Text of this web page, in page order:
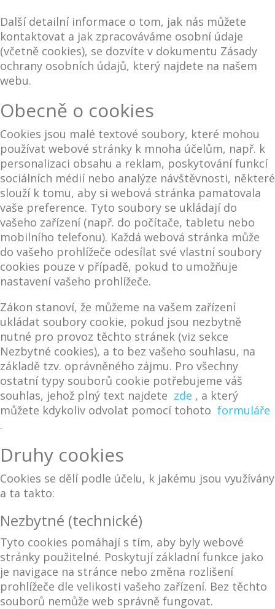
Další detailní informace o tom, jak nás můžete
kontaktovat a jak zpracováváme osobní údaje
(včetně cookies), se dozvíte v dokumentu Zásady
ochrany osobních údajů, který najdete na našem
webu.
Obecně o cookies
Cookies jsou malé textové soubory, které mohou
používat webové stránky k mnoha účelům, např. k
personalizaci obsahu a reklam, poskytování funkcí
sociálních médií nebo analýze návštěvnosti, některé
slouží k tomu, aby si webová stránka pamatovala
vaše preference. Tyto soubory se ukládají do
vašeho zařízení (např. do počítače, tabletu nebo
mobilního telefonu). Každá webová stránka může
do vašeho prohlížeče odesílat své vlastní soubory
cookies pouze v případě, pokud to umožňuje
nastavení vašeho prohlížeče.
Zákon stanoví, že můžeme na vašem zařízení
ukládat soubory cookie, pokud jsou nezbytně
nutné pro provoz těchto stránek (viz sekce
Nezbytné cookies), a to bez vašeho souhlasu, na
základě tzv. oprávněného zájmu. Pro všechny
ostatní typy souborů cookie potřebujeme váš
souhlas, jehož plný text najdete zde , a který
můžete kdykoliv odvolat pomocí tohoto formuláře
.
Druhy cookies
Cookies se dělí podle účelu, k jakému jsou využívány
a ta takto:
Nezbytné (technické)
Tyto cookies pomáhají s tím, aby byly webové
stránky použitelné. Poskytují základní funkce jako
je navigace na stránce nebo změna rozlišení
prohlížeče dle velikosti vašeho zařízení. Bez těchto
souborů nemůže web správně fungovat.